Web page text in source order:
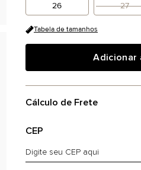
26 27
Tabela de tamanhos
Adicionar
Cálculo de Frete
CEP